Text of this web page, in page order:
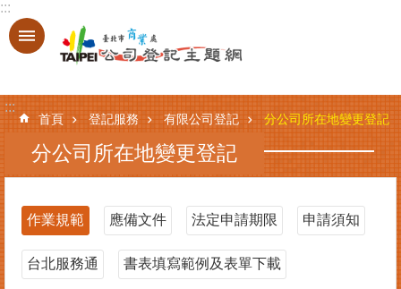
跳到主要內容區塊
進
搜
尋
記
服
務
:::
:::
首頁 登記服務 有限公司登記 分公司所在地變更登記
分公司所在地變更登記
作業規範 應備文件 法定申請期限 申請須知
台北服務通 書表填寫範例及表單下載